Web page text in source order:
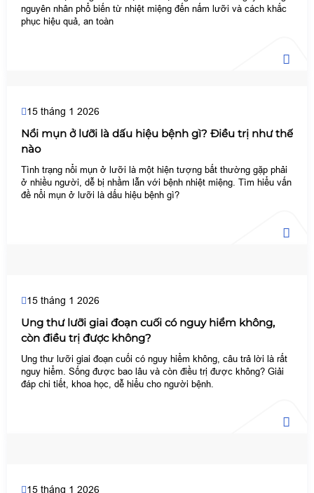
nguyên nhân phổ biến từ nhiệt miệng đến nấm lưỡi và cách khắc
phục hiệu quả, an toàn
15 tháng 1 2026
Nổi mụn ở lưỡi là dấu hiệu bệnh gì? Điều trị như thế
nào
Tình trạng nổi mụn ở lưỡi là một hiện tượng bất thường gặp phải
ở nhiều người, dễ bị nhầm lẫn với bệnh nhiệt miệng. Tìm hiểu vấn
đề nổi mụn ở lưỡi là dấu hiệu bệnh gì?
15 tháng 1 2026
Ung thư lưỡi giai đoạn cuối có nguy hiểm không,
còn điều trị được không?
Ung thư lưỡi giai đoạn cuối có nguy hiểm không, câu trả lời là rất
nguy hiểm. Sống được bao lâu và còn điều trị được không? Giải
đáp chi tiết, khoa học, dễ hiểu cho người bệnh.
15 tháng 1 2026